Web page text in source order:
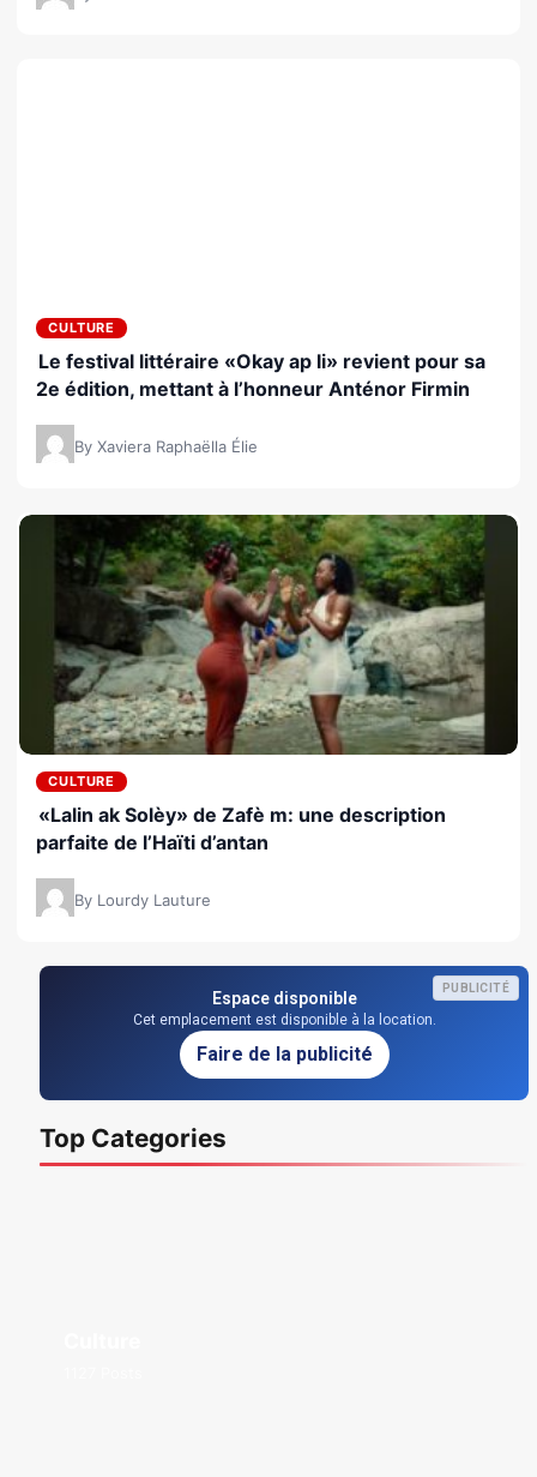
CULTURE
Le festival littéraire «Okay ap li» revient pour sa
2e édition, mettant à l’honneur Anténor Firmin
By Xaviera Raphaëlla Élie
CULTURE
«Lalin ak Solèy» de Zafè m: une description
parfaite de l’Haïti d’antan
By Lourdy Lauture
PUBLICITÉ
Espace disponible
Cet emplacement est disponible à la location.
Faire de la publicité
Top Categories